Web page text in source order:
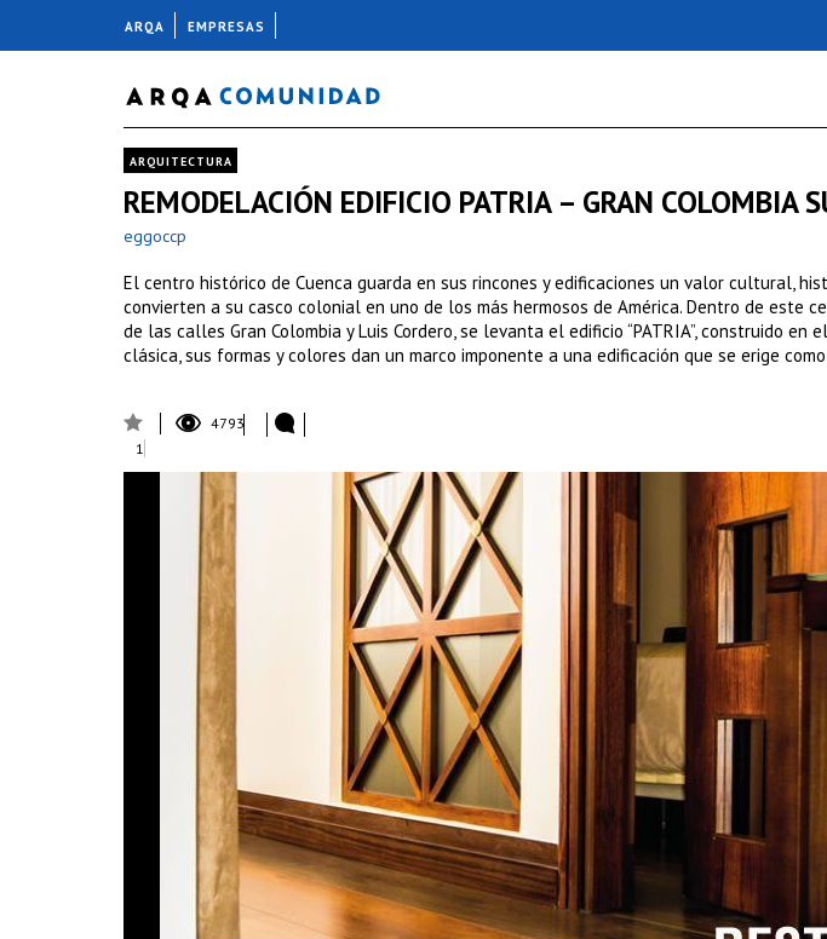
ARQUITECTURA
REMODELACIÓN EDIFICIO PATRIA – GRAN COLOMBIA
eggoccp
El centro histórico de Cuenca guarda en sus rincones y edificaciones un valor cultural,
convierten a su casco colonial en uno de los más hermosos de América. Dentro de este
de las calles Gran Colombia y Luis Cordero, se levanta el edificio “PATRIA”, construido
clásica, sus formas y colores dan un marco imponente a una edificación que se erige
4793
1
ARQA EMPRESAS